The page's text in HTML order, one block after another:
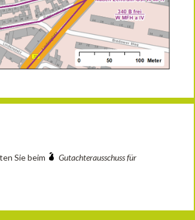
Sie beim
Gutachterausschuss für